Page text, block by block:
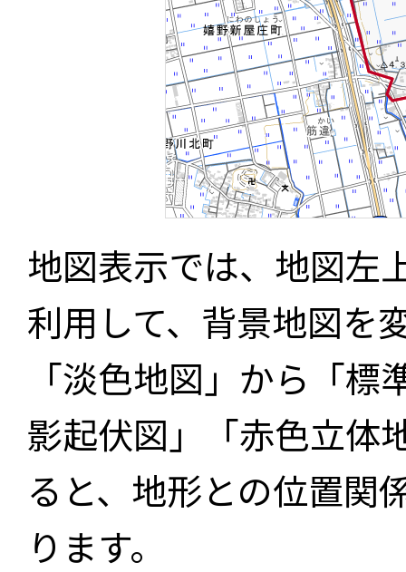
地図表示では、地図左
利用して、背景地図を
「淡色地図」から「
影起伏図」「赤色立体
ると、地形との位置関
ります。